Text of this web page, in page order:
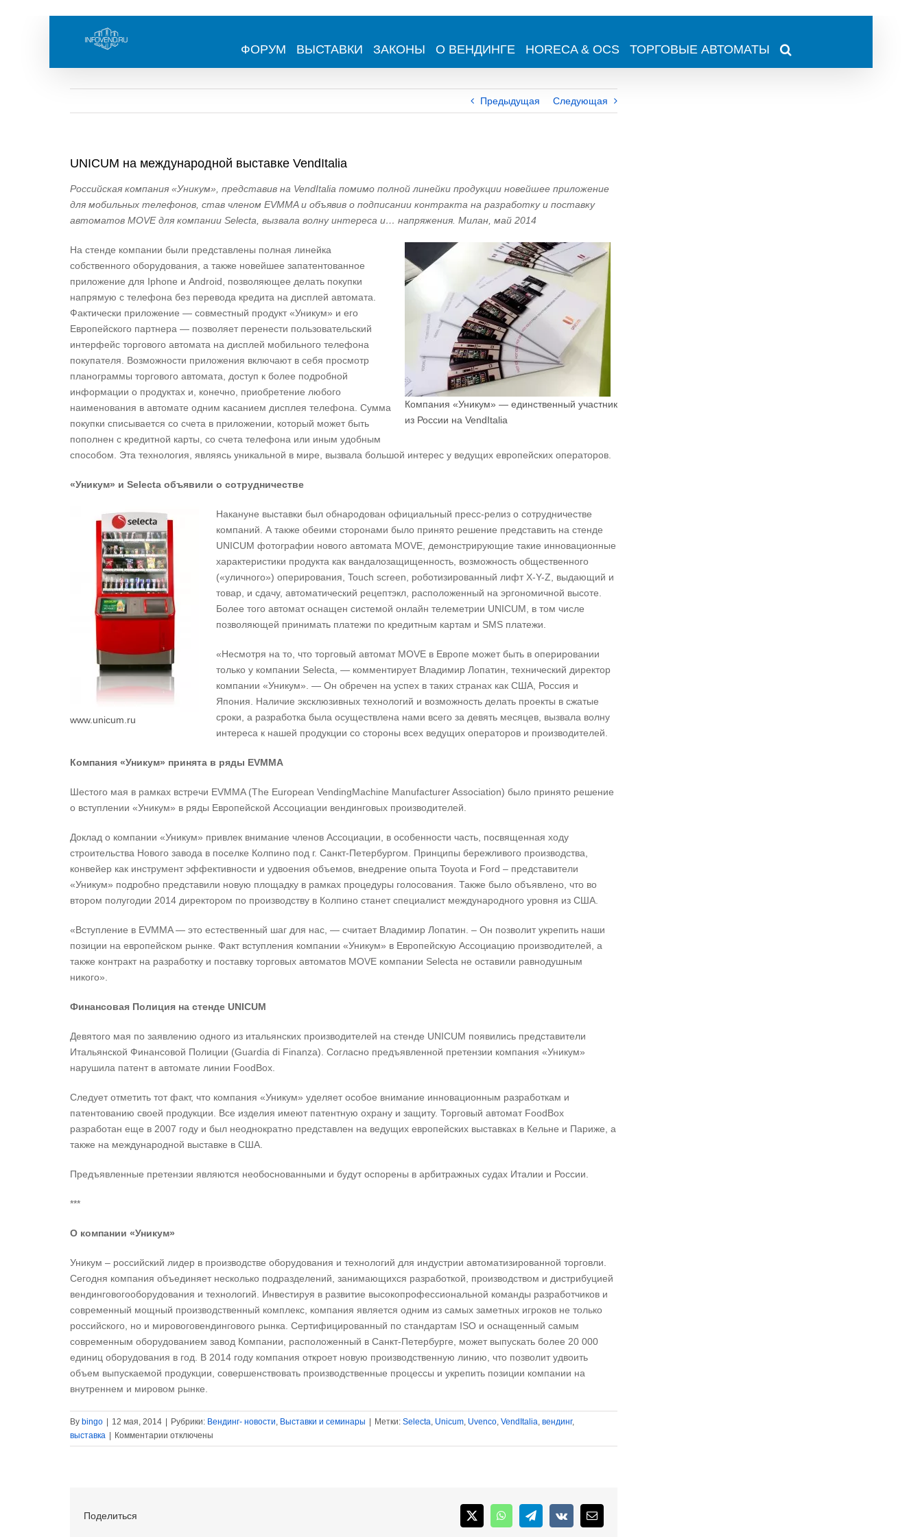
content
ФОРУМ ВЫСТАВКИ ЗАКОНЫ О ВЕНДИНГЕ HORECA & OCS ТОРГОВЫЕ АВТОМАТЫ
Предыдущая Следующая
UNICUM на международной выставке VendItalia
Российская компания «Уникум», представив на VendItalia помимо полной линейки продукции новейшее приложение
для мобильных телефонов, став членом EVMMA и объявив о подписании контракта на разработку и поставку
автоматов MOVE для компании Selecta, вызвала волну интереса и… напряжения. Милан, май 2014
Компания «Уникум» — единственный участник
из России на VendItalia
На стенде компании были представлены полная линейка
собственного оборудования, а также новейшее запатентованное
приложение для Iphone и Android, позволяющее делать покупки
напрямую с телефона без перевода кредита на дисплей автомата.
Фактически приложение — совместный продукт «Уникум» и его
Европейского партнера — позволяет перенести пользовательский
интерфейс торгового автомата на дисплей мобильного телефона
покупателя. Возможности приложения включают в себя просмотр
планограммы торгового автомата, доступ к более подробной
информации о продуктах и, конечно, приобретение любого
наименования в автомате одним касанием дисплея телефона. Сумма
покупки списывается со счета в приложении, который может быть
пополнен с кредитной карты, со счета телефона или иным удобным
способом. Эта технология, являясь уникальной в мире, вызвала большой интерес у ведущих европейских операторов.
«Уникум» и Selecta объявили о сотрудничестве
www.unicum.ru
Накануне выставки был обнародован официальный пресс-релиз о сотрудничестве
компаний. А также обеими сторонами было принято решение представить на стенде
UNICUM фотографии нового автомата MOVE, демонстрирующие такие инновационные
характеристики продукта как вандалозащищенность, возможность общественного
(«уличного») оперирования, Touch screen, роботизированный лифт X-Y-Z, выдающий и
товар, и сдачу, автоматический рецептэкл, расположенный на эргономичной высоте.
Более того автомат оснащен системой онлайн телеметрии UNICUM, в том числе
позволяющей принимать платежи по кредитным картам и SMS платежи.
«Несмотря на то, что торговый автомат MOVE в Европе может быть в оперировании
только у компании Selecta, — комментирует Владимир Лопатин, технический директор
компании «Уникум». — Он обречен на успех в таких странах как США, Россия и
Япония. Наличие эксклюзивных технологий и возможность делать проекты в сжатые
сроки, а разработка была осуществлена нами всего за девять месяцев, вызвала волну
интереса к нашей продукции со стороны всех ведущих операторов и производителей.
Компания «Уникум» принята в ряды EVMMA
Шестого мая в рамках встречи EVMMA (The European VendingMachine Manufacturer Association) было принято решение
о вступлении «Уникум» в ряды Европейской Ассоциации вендинговых производителей.
Доклад о компании «Уникум» привлек внимание членов Ассоциации, в особенности часть, посвященная ходу
строительства Нового завода в поселке Колпино под г. Санкт-Петербургом. Принципы бережливого производства,
конвейер как инструмент эффективности и удвоения объемов, внедрение опыта Toyota и Ford – представители
«Уникум» подробно представили новую площадку в рамках процедуры голосования. Также было объявлено, что во
втором полугодии 2014 директором по производству в Колпино станет специалист международного уровня из США.
«Вступление в EVMMA — это естественный шаг для нас, — считает Владимир Лопатин. – Он позволит укрепить наши
позиции на европейском рынке. Факт вступления компании «Уникум» в Европейскую Ассоциацию производителей, а
также контракт на разработку и поставку торговых автоматов MOVE компании Selecta не оставили равнодушным
никого».
Финансовая Полиция на стенде UNICUM
Девятого мая по заявлению одного из итальянских производителей на стенде UNICUM появились представители
Итальянской Финансовой Полиции (Guardia di Finanza). Согласно предъявленной претензии компания «Уникум»
нарушила патент в автомате линии FoodBox.
Следует отметить тот факт, что компания «Уникум» уделяет особое внимание инновационным разработкам и
патентованию своей продукции. Все изделия имеют патентную охрану и защиту. Торговый автомат FoodBox
разработан еще в 2007 году и был неоднократно представлен на ведущих европейских выставках в Кельне и Париже, а
также на международной выставке в США.
Предъявленные претензии являются необоснованными и будут оспорены в арбитражных судах Италии и России.
***
О компании «Уникум»
Уникум – российский лидер в производстве оборудования и технологий для индустрии автоматизированной торговли.
Сегодня компания объединяет несколько подразделений, занимающихся разработкой, производством и дистрибуцией
вендинговогооборудования и технологий. Инвестируя в развитие высокопрофессиональной команды разработчиков и
современный мощный производственный комплекс, компания является одним из самых заметных игроков не только
российского, но и мировоговендингового рынка. Сертифицированный по стандартам ISO и оснащенный самым
современным оборудованием завод Компании, расположенный в Санкт-Петербурге, может выпускать более 20 000
единиц оборудования в год. В 2014 году компания откроет новую производственную линию, что позволит удвоить
объем выпускаемой продукции, совершенствовать производственные процессы и укрепить позиции компании на
внутреннем и мировом рынке.
By bingo 12 мая, 2014 Рубрики: Вендинг- новости, Выставки и семинары Метки: Selecta, Unicum, Uvenco, VendItalia, вендинг,
выставка
Комментарии к
записи
отключены
Поделиться X WhatsAppTelegram
Vk Email